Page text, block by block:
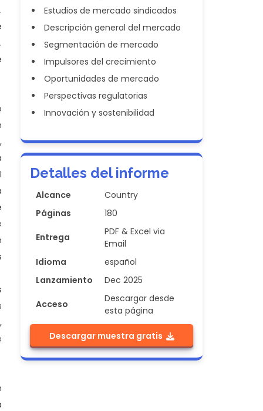
Estudios de mercado sindicados
Descripción general del mercado
Segmentación de mercado
Impulsores del crecimiento
Oportunidades de mercado
Perspectivas regulatorias
Innovación y sostenibilidad
Detalles del informe
Alcance
Country
Páginas
180
Entrega
PDF & Excel via
Email
Idioma
español
Lanzamiento
Dec 2025
Acceso
Descargar desde
esta página
Descargar muestra gratis